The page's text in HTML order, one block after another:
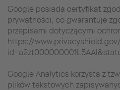
Google posiada certyfikat
prywatności, co gwarantuje
przepisami dotyczącymi
https://
Google Analytics korzysta z
plików tekstowych